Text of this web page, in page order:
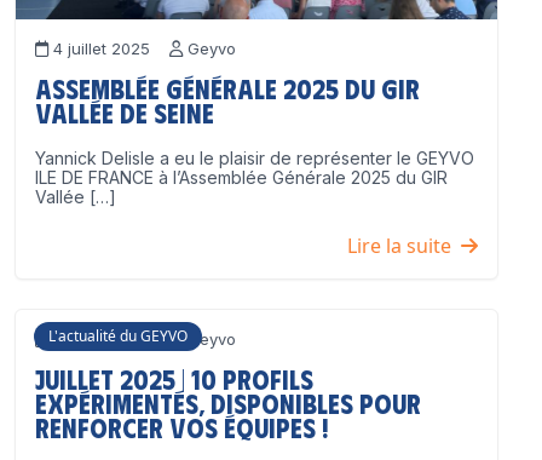
4 juillet 2025 Geyvo
Assemblée Générale 2025 du GIR
Vallée de Seine
Yannick Delisle a eu le plaisir de représenter le GEYVO
ILE DE FRANCE à l’Assemblée Générale 2025 du GIR
Vallée […]
Lire la suite
L'actualité du GEYVO
3 juillet 2025 Geyvo
Juillet 2025 | 10 profils
expérimentés, disponibles pour
renforcer vos équipes !